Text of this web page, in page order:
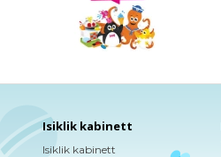
Isiklik kabinett
Isiklik kabinett